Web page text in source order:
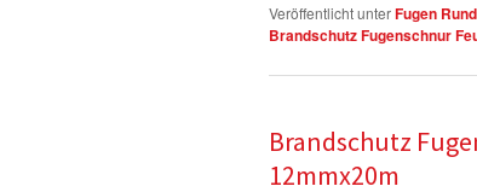
Veröffentlicht unterFugen
Brandschutz Fugenschnur
Brandschutz
12mmx20m